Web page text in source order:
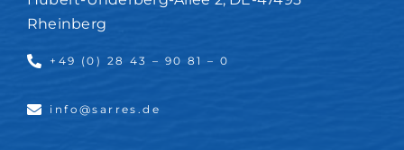
Rheinberg
+49 (0) 28 43 – 90 81 – 0
info@sarres.de